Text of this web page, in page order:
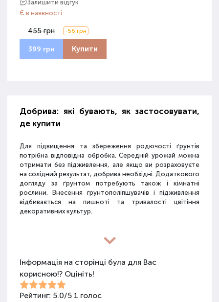
Залишити відгук
Є в наявності
455 грн -56 грн
399 грн Купити
Добрива: які бувають, як застосовувати,
де купити
Для підвищення та збереження родючості ґрунтів
потрібна відповідна обробка. Середній урожай можна
отримати без підживлення, але якщо ви розраховуєте
на солідний результат, добрива необхідні. Додаткового
догляду за ґрунтом потребують також і кімнатні
рослини. Внесення грунтополіпшувачів і підживлення
відбивається на пишноті та тривалості цвітіння
декоративних культур.
Різновиди засобів для покращення
Для покращення поживних якостей ґрунту
використовуються різні види засобів: мінеральні
добрива, органічні суміші, засоби змішаного типу,
Інформація на сторінці була для Вас
корисною!? Оцініть!
Рейтинг: 5.0/5 1 голос